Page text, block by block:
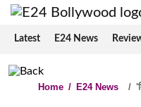
Latest E24 News
Home / E24 News /